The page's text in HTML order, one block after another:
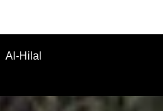
Al-Hilal